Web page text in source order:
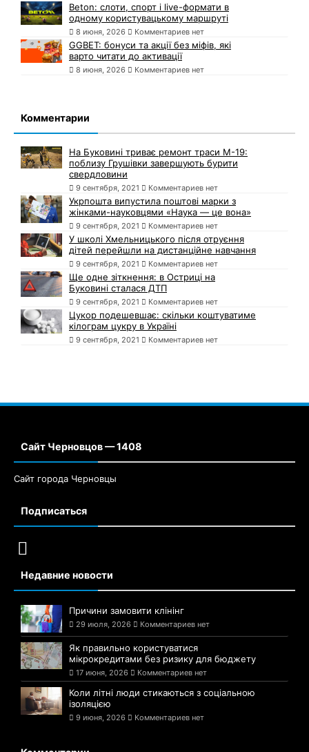
Beton: слоти, спорт і live-формати в
одному користувацькому маршруті
8 июня, 2026 Комментариев нет
GGBET: бонуси та акції без міфів, які
варто читати до активації
8 июня, 2026 Комментариев нет
Комментарии
На Буковині триває ремонт траси М-19:
поблизу Грушівки завершують бурити
свердловини
9 сентября, 2021 Комментариев нет
Укрпошта випустила поштові марки з
жінками-науковцями «Наука — це вона»
9 сентября, 2021 Комментариев нет
У школі Хмельницького після отруєння
дітей перейшли на дистанційне навчання
9 сентября, 2021 Комментариев нет
Ще одне зіткнення: в Остриці на
Буковині сталася ДТП
9 сентября, 2021 Комментариев нет
Цукор подешевшає: скільки коштуватиме
кілограм цукру в Україні
9 сентября, 2021 Комментариев нет
Сайт Черновцов — 1408
Сайт города Черновцы
Подписаться
Недавние новости
Причини замовити клінінг
29 июля, 2026 Комментариев нет
Як правильно користуватися
мікрокредитами без ризику для бюджету
17 июня, 2026 Комментариев нет
Коли літні люди стикаються з соціальною
ізоляцією
9 июня, 2026 Комментариев нет